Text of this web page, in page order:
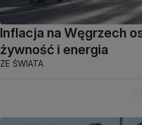
Inflacja na Węgrzech
żywność i energia
ZE ŚWIATA